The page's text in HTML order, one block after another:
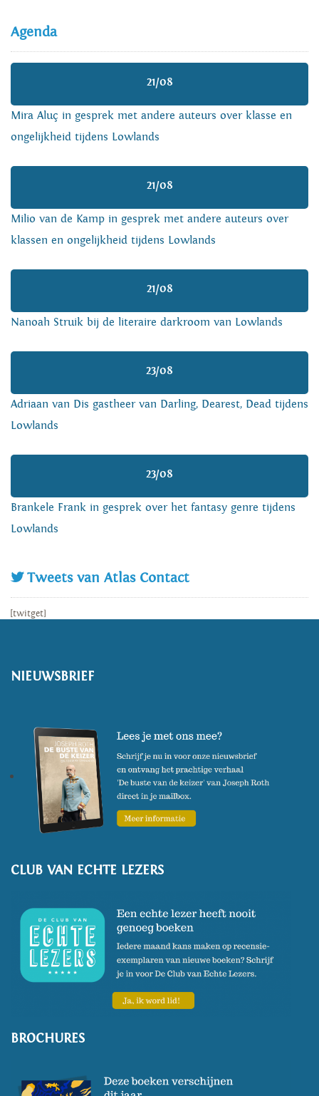
Agenda
21/08
Mira Aluç in gesprek met andere auteurs over klasse en
ongelijkheid tijdens Lowlands
21/08
Milio van de Kamp in gesprek met andere auteurs over
klassen en ongelijkheid tijdens Lowlands
21/08
Nanoah Struik bij de literaire darkroom van Lowlands
23/08
Adriaan van Dis gastheer van Darling, Dearest, Dead tijdens
Lowlands
23/08
Brankele Frank in gesprek over het fantasy genre tijdens
Lowlands
Tweets van Atlas Contact
[twitget]
NIEUWSBRIEF
CLUB VAN ECHTE LEZERS
BROCHURES